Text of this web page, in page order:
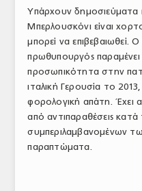
Υπάρχουν δημοσιεύματα
Μπερλουσκόνι είναι
μπορεί να επιβεβαιωθεί.
πρωθυπουργός παραμένει
προσωπικότητα στην
ιταλική Γερουσία το
φορολογική απάτη. Έχει
από αντιπαραθέσεις κατά
συμπεριλαμβανομένων
παραπτώματα.